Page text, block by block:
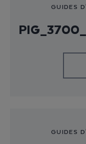
GUIDES
GUIDES